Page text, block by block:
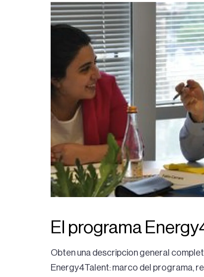
El programa
Obten una descripcion general
Energy4Talent: marco del programa,